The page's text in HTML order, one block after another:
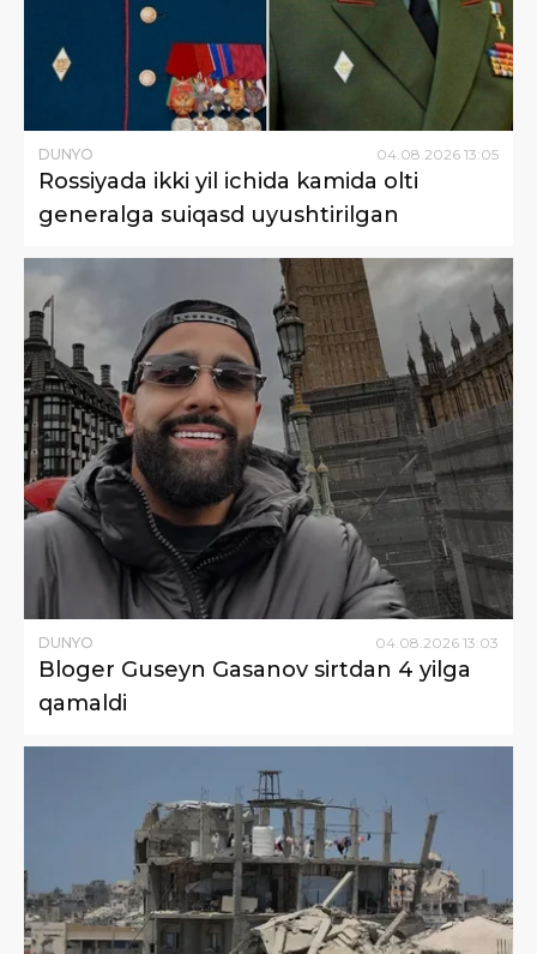
DUNYO 04 08 2026 13:05
Rossiyada ikki yil ichida kamida olti
generalga suiqasd uyushtirilgan
DUNYO 04 08 2026 13:03
Bloger Guseyn Gasanov sirtdan 4 yilga
qamaldi